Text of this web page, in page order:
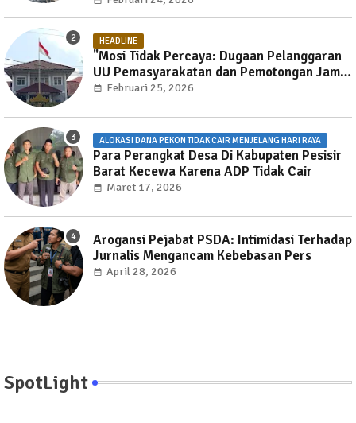
HEADLINE
"Mosi Tidak Percaya: Dugaan Pelanggaran
UU Pemasyarakatan dan Pemotongan Jam
Layanan Publik di Rutan Way Huwi."
Februari 25, 2026
ALOKASI DANA PEKON TIDAK CAIR MENJELANG HARI RAYA
Para Perangkat Desa Di Kabupaten Pesisir
Barat Kecewa Karena ADP Tidak Cair
Maret 17, 2026
Arogansi Pejabat PSDA: Intimidasi Terhadap
Jurnalis Mengancam Kebebasan Pers
April 28, 2026
SpotLight